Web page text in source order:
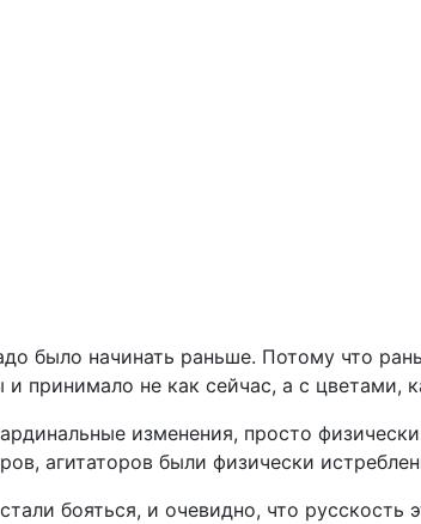
было начинать раньше. Потому что
принимало не как сейчас, а с
изменения, просто
агитаторов были физически
бояться, и очевидно, что